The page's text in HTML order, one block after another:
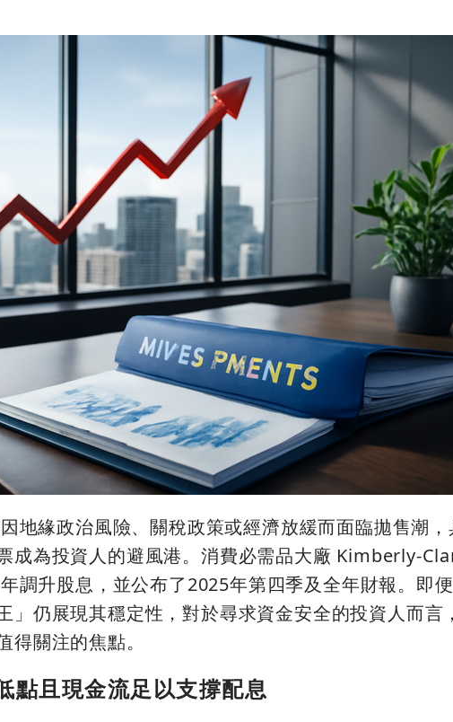
地緣政治風險、關稅政策或經濟放緩而面臨拋售潮
成為投資人的避風港。消費必需品大廠 Kimberly-
調升股息，並公布了2025年第四季及全年財報。即
」仍展現其穩定性，對於尋求資金安全的投資人而言
得關注的焦點。
點且現金流足以支撐配息